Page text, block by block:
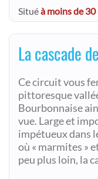
Situéà moins de
La cascade
Ce circuit vous
pittoresque
Bourbonnaise
vue. Large et
impétueux dans
où « marmites »
peu plus loin, la